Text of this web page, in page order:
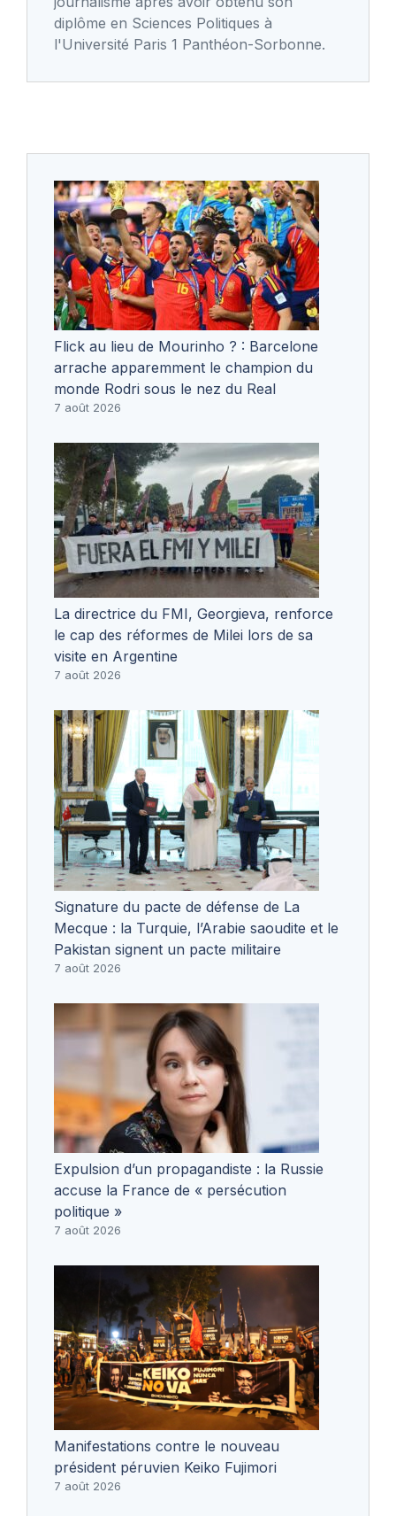
diplôme en Sciences Politiques à
l'Université Paris 1 Panthéon-Sorbonne.
Flick au lieu de Mourinho ? : Barcelone
arrache apparemment le champion du
monde Rodri sous le nez du Real
7 août 2026
La directrice du FMI, Georgieva, renforce
le cap des réformes de Milei lors de sa
visite en Argentine
7 août 2026
Signature du pacte de défense de La
Mecque : la Turquie, l’Arabie saoudite et le
Pakistan signent un pacte militaire
7 août 2026
Expulsion d’un propagandiste : la Russie
accuse la France de « persécution
politique »
7 août 2026
Manifestations contre le nouveau
président péruvien Keiko Fujimori
7 août 2026